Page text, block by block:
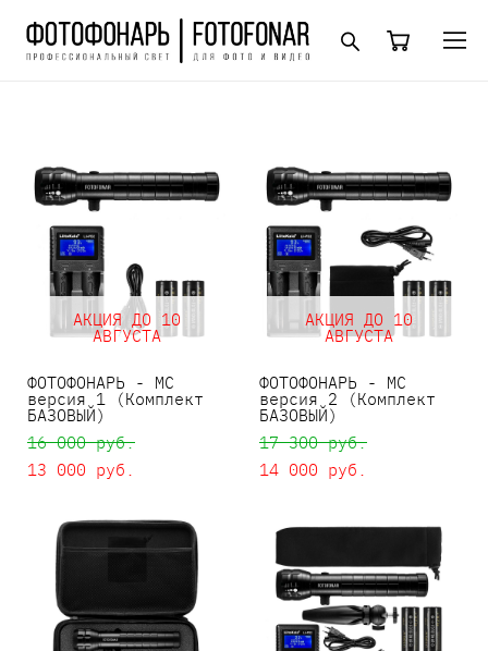
АКЦИЯ ДО 10
АВГУСТА
ФОТОФОНАРЬ - MC
версия 1 (Комплект
БАЗОВЫЙ)
16 000 pуб.
13 000 pуб.
АКЦИЯ ДО 10
АВГУСТА
ФОТОФОНАРЬ - MC
версия 2 (Комплект
БАЗОВЫЙ)
17 300 pуб.
14 000 pуб.